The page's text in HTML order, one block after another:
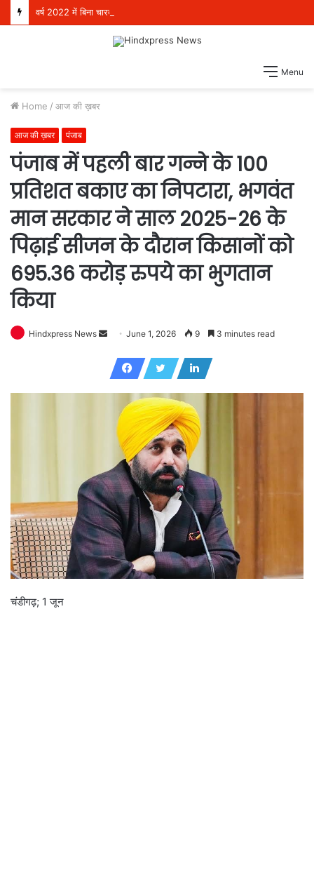
Menu
Home / आज की ख़बर
आज की ख़बर पंजाब
पंजाब में पहली बार गन्ने के 100
प्रतिशत बकाए का निपटारा, भगवंत
मान सरकार ने साल 2025-26 के
पिढ़ाई सीजन के दौरान किसानों को
695.36 करोड़ रुपये का भुगतान
किया
Hindxpress News
a
i
l
June 1, 2026 9 3 minutes read
चंडीगढ़; 1 जून